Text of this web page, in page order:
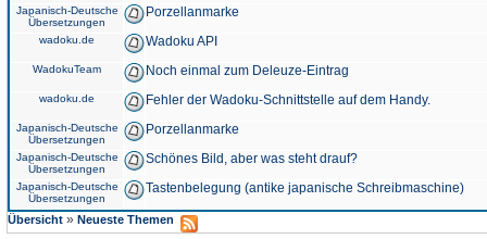
Japanisch-Deutsche
Übersetzungen
Porzellanmarke
wadoku.de Wadoku API
WadokuTeam Noch einmal zum Deleuze-Eintrag
wadoku.de Fehler der Wadoku-Schnittstelle auf dem Handy.
Japanisch-Deutsche
Übersetzungen
Porzellanmarke
Japanisch-Deutsche
Übersetzungen
Schönes Bild, aber was steht drauf?
Japanisch-Deutsche
Übersetzungen
Tastenbelegung (antike japanische Schreibmaschine)
Übersicht » Neueste Themen